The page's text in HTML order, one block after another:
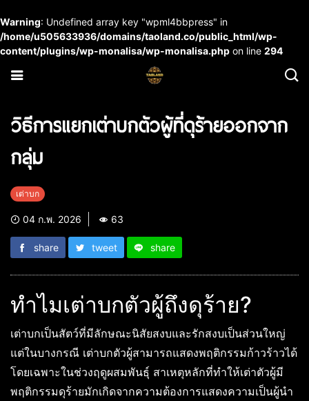
Warning: Undefined array key "wpml4bbpress" in
/home/u505633936/domains/taoland.co/public_html/wp-
content/plugins/wp-monalisa/wp-monalisa.php on line 294
วิธีการแยกเต่าบกตัวผู้ที่ดุร้ายออกจาก
กลุ่ม
เต่าบก
04 ก.พ. 2026 63
share tweet share
ทำไมเต่าบกตัวผู้ถึงดุร้าย?
เต่าบกเป็นสัตว์ที่มีลักษณะนิสัยสงบและรักสงบเป็นส่วนใหญ่
แต่ในบางกรณี เต่าบกตัวผู้สามารถแสดงพฤติกรรมก้าวร้าวได้
โดยเฉพาะในช่วงฤดูผสมพันธุ์ สาเหตุหลักที่ทำให้เต่าตัวผู้มี
พฤติกรรมดุร้ายมักเกิดจากความต้องการแสดงความเป็นผู้นำ